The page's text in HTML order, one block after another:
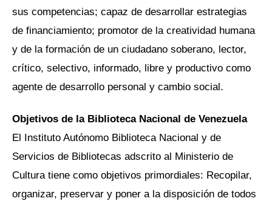
sus competencias; capaz de desarrollar estrategias
de financiamiento; promotor de la creatividad humana
y de la formación de un ciudadano soberano, lector,
crítico, selectivo, informado, libre y productivo como
agente de desarrollo personal y cambio social.
Objetivos de la Biblioteca Nacional de Venezuela
El Instituto Autónomo Biblioteca Nacional y de
Servicios de Bibliotecas adscrito al Ministerio de
Cultura tiene como objetivos primordiales: Recopilar,
organizar, preservar y poner a la disposición de todos